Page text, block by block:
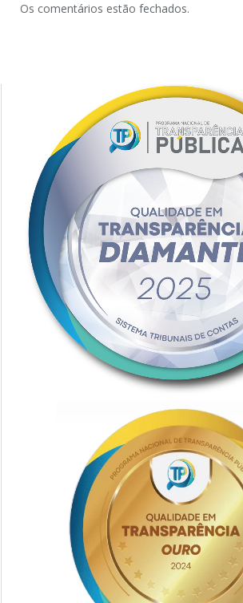
Os comentários estão fechados.